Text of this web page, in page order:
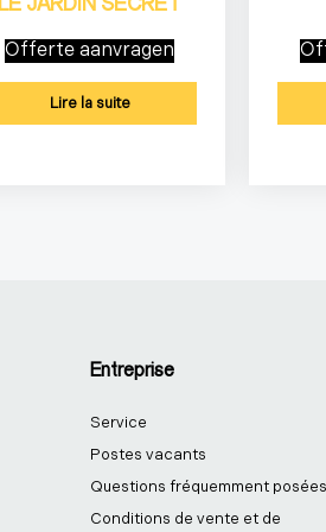
Offerte aanvragen
Lire la suite
Entreprise
Service
Postes vacants
Questions fréquemment posées
Conditions de vente et de